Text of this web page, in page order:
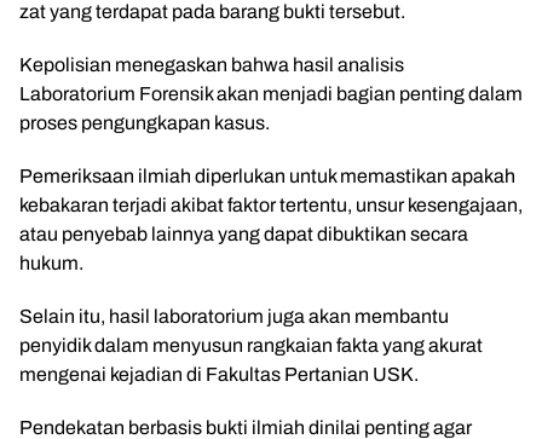
zat yang terdapat pada barang bukti tersebut.
Kepolisian menegaskan bahwa hasil analisis
Laboratorium Forensik akan menjadi bagian penting dalam
proses pengungkapan kasus.
Pemeriksaan ilmiah diperlukan untuk memastikan apakah
kebakaran terjadi akibat faktor tertentu, unsur kesengajaan,
atau penyebab lainnya yang dapat dibuktikan secara
hukum.
Selain itu, hasil laboratorium juga akan membantu
penyidik dalam menyusun rangkaian fakta yang akurat
mengenai kejadian di Fakultas Pertanian USK.
Pendekatan berbasis bukti ilmiah dinilai penting agar